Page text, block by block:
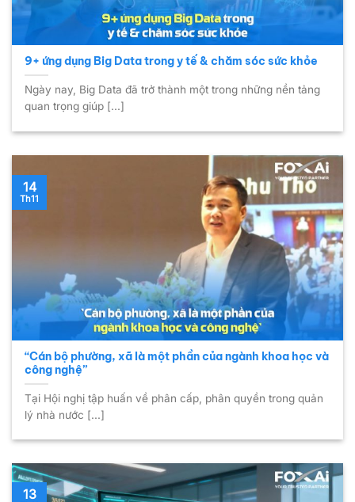
9+ ứng dụng Big Data trong y tế & chăm sóc sức khỏe
Ngày nay, Big Data đã trở thành một trong những nền tảng
quan trọng giúp [...]
“Cán bộ phường, xã là một phần của ngành khoa học và
công nghệ”
Tại Hội nghị tập huấn về phân cấp, phân quyền trong quản
lý nhà nước [...]
14
Th11
13